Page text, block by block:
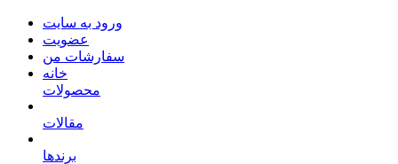
ورود به سایت
عضویت
سفارشات من
خانه
محصولات
مقالات
برندها